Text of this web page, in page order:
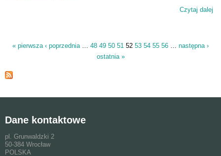
Czytaj dalej
« pierwsza ‹ poprzednia … 48 49 50 51 52 53 54 55 56 … następna ›
ostatnia »
Dane kontaktowe
pl. Grunwaldzki 2
50-384 Wrocław
POLSKA